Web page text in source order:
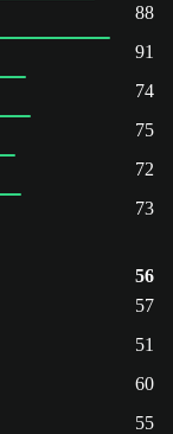
88
91
74
75
72
73
56
57
51
60
55